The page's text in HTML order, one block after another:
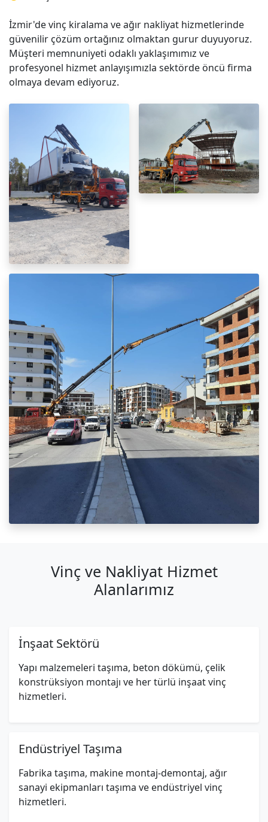
İzmir'de vinç kiralama ve ağır nakliyat hizmetlerinde
güvenilir çözüm ortağınız olmaktan gurur duyuyoruz.
Müşteri memnuniyeti odaklı yaklaşımımız ve
profesyonel hizmet anlayışımızla sektörde öncü firma
olmaya devam ediyoruz.
Vinç ve Nakliyat Hizmet
Alanlarımız
İnşaat Sektörü
Yapı malzemeleri taşıma, beton dökümü, çelik
konstrüksiyon montajı ve her türlü inşaat vinç
hizmetleri.
Endüstriyel Taşıma
Fabrika taşıma, makine montaj-demontaj, ağır
sanayi ekipmanları taşıma ve endüstriyel vinç
hizmetleri.